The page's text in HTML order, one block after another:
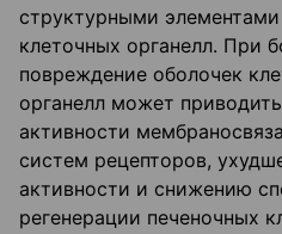
структурными
клеточных органелл. При
повреждение оболочек
органелл может
активности
систем рецепторов,
активности и снижению
регенерации печеночных